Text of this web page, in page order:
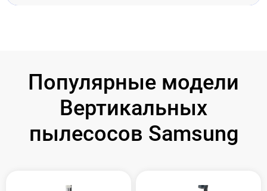
Популярные модели
Вертикальных
пылесосов Samsung